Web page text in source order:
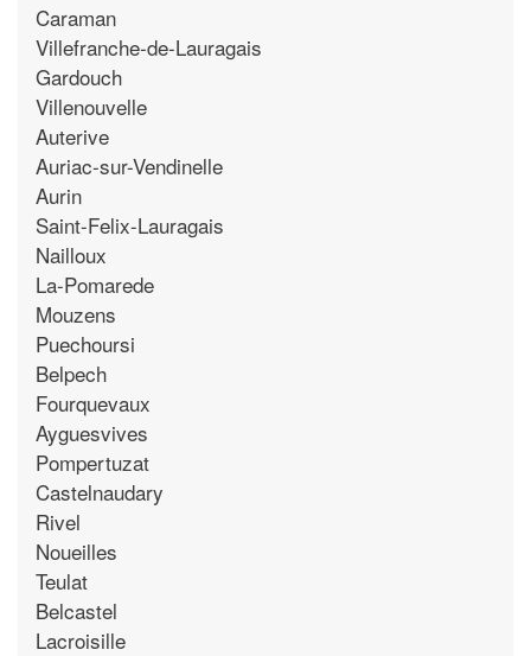
Caraman
Villefranche-de-Lauragais
Gardouch
Villenouvelle
Auterive
Auriac-sur-Vendinelle
Aurin
Saint-Felix-Lauragais
Nailloux
La-Pomarede
Mouzens
Puechoursi
Belpech
Fourquevaux
Ayguesvives
Pompertuzat
Castelnaudary
Rivel
Noueilles
Teulat
Belcastel
Lacroisille